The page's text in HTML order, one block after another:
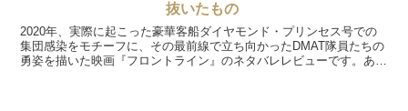
抜いたもの
2020年、実際に起こった豪華客船ダイヤモンド・プリンセス号での
集団感染をモチーフに、その最前線で立ち向かったDMAT隊員たちの
勇姿を描いた映画『フロントライン』のネタバレレビューです。あの